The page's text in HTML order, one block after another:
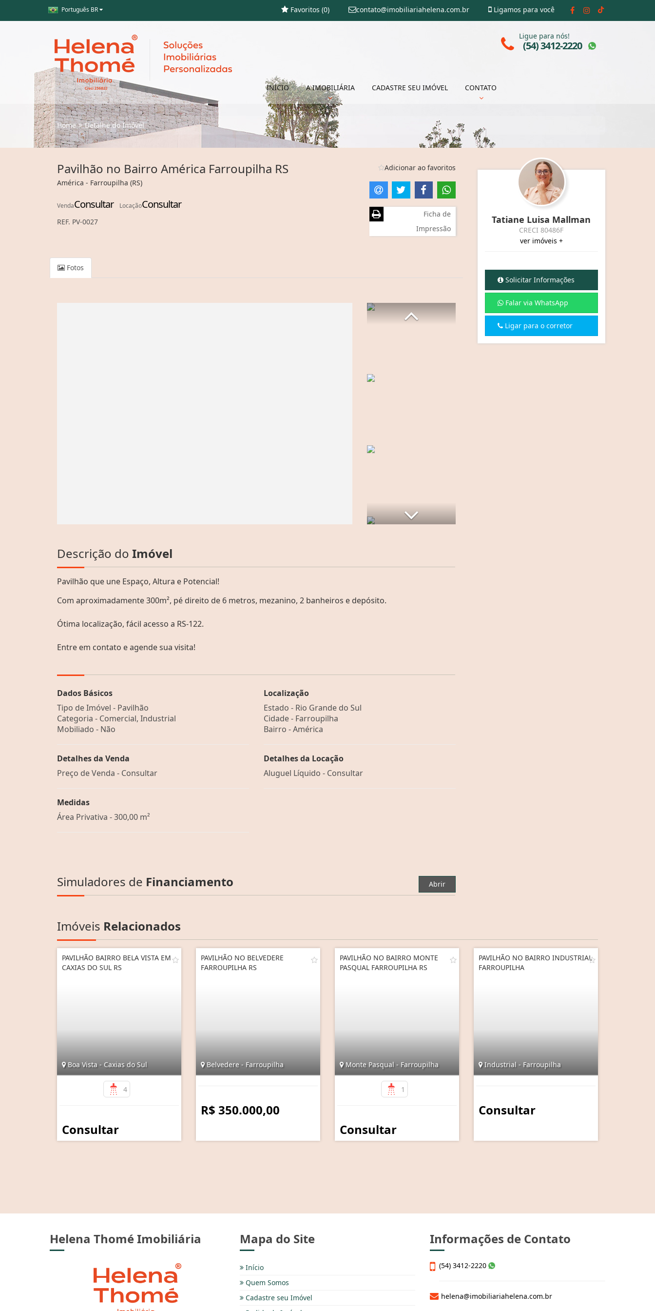
Português BR Ligamos para você
contato@imobiliariahelena.com.br
Favoritos (0)
INÍCIO A IMOBILIÁRIA CADASTRE SEU IMÓVEL CONTATO
Ligue para nós!
(54) 3412-2220
Home Detalhe do Imóvel
Pavilhão no Bairro América Farroupilha RS
América - Farroupilha (RS)
VendaConsultar LocaçãoConsultar
REF. PV-0027
Adicionar ao favoritos
Ficha de
Impressão
Fotos
Descrição do Imóvel
Pavilhão que une Espaço, Altura e Potencial!
Com aproximadamente 300m², pé direito de 6 metros, mezanino, 2 banheiros e depósito.
Ótima localização, fácil acesso a RS-122.
Entre em contato e agende sua visita!
Dados Básicos
Tipo de Imóvel - Pavilhão
Categoria - Comercial, Industrial
Mobiliado - Não
Detalhes da Venda
Preço de Venda - Consultar
Medidas
Área Privativa - 300,00 m²
Localização
Estado - Rio Grande do Sul
Cidade - Farroupilha
Bairro -América
Detalhes da Locação
Aluguel Líquido - Consultar
Simuladores de Financiamento Abrir
Tatiane Luisa Mallman
CRECI 80486F
ver imóveis +
Solicitar Informações
Falar via WhatsApp
Ligar para o corretor
Imóveis Relacionados
PAVILHÃO BAIRRO BELA VISTA EM
CAXIAS DO SUL RS
Boa Vista - Caxias do Sul
4
Consultar
PAVILHÃO NO BELVEDERE
FARROUPILHA RS
Belvedere - Farroupilha
R$ 350.000,00
PAVILHÃO NO BAIRRO MONTE
PASQUAL FARROUPILHA RS
Monte Pasqual - Farroupilha
1
Consultar
PAVILHÃO NO BAIRRO INDUSTRIAL
FARROUPILHA
Industrial - Farroupilha
Consultar
Helena Thomé Imobiliária Mapa do Site
Início
Quem Somos
Cadastre seu Imóvel
Informações de Contato
(54) 3412-2220
helena@imobiliariahelena.com.br